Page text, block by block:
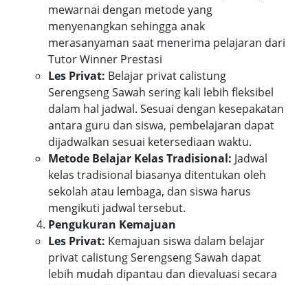
mewarnai dengan metode yang
menyenangkan sehingga anak
merasanyaman saat menerima pelajaran dari
Tutor Winner Prestasi
Les Privat: Belajar privat calistung
Serengseng Sawah sering kali lebih fleksibel
dalam hal jadwal. Sesuai dengan kesepakatan
antara guru dan siswa, pembelajaran dapat
dijadwalkan sesuai ketersediaan waktu.
Metode Belajar Kelas Tradisional: Jadwal
kelas tradisional biasanya ditentukan oleh
sekolah atau lembaga, dan siswa harus
mengikuti jadwal tersebut.
Pengukuran Kemajuan
Les Privat: Kemajuan siswa dalam belajar
privat calistung Serengseng Sawah dapat
lebih mudah dipantau dan dievaluasi secara